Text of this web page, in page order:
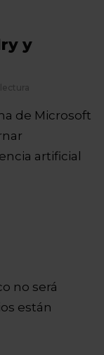
y
de Microsoft
artificial
no será
están